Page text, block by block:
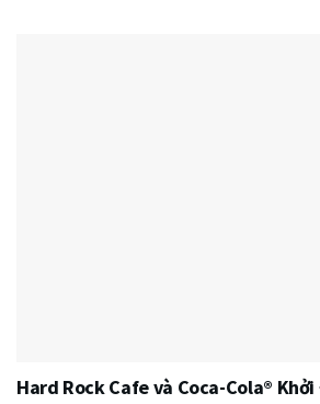
Hard Rock Cafe và Coca-Cola®